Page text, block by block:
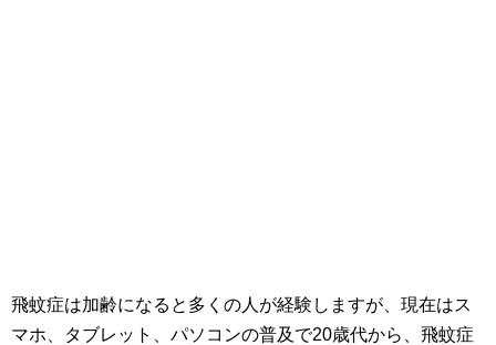
飛蚊症は加齢になると多くの人が経験しますが、現在はス
マホ、タブレット、パソコンの普及で20歳代から、飛蚊症